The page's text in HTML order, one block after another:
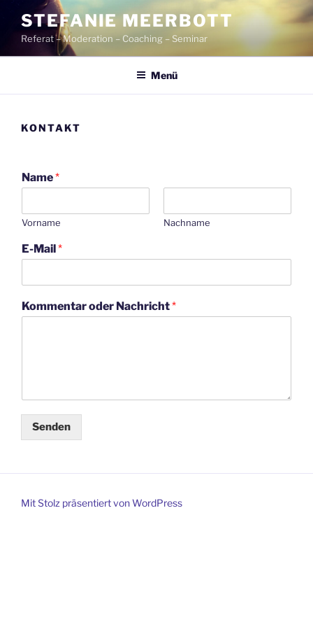
Inhalt
springen
STEFANIE MEERBOTT
Referat – Moderation – Coaching – Seminar
Menü
KONTAKT
Name*
Vorname Nachname
E-Mail*
Kommentar oder Nachricht*
Senden
Mit Stolz präsentiert von WordPress